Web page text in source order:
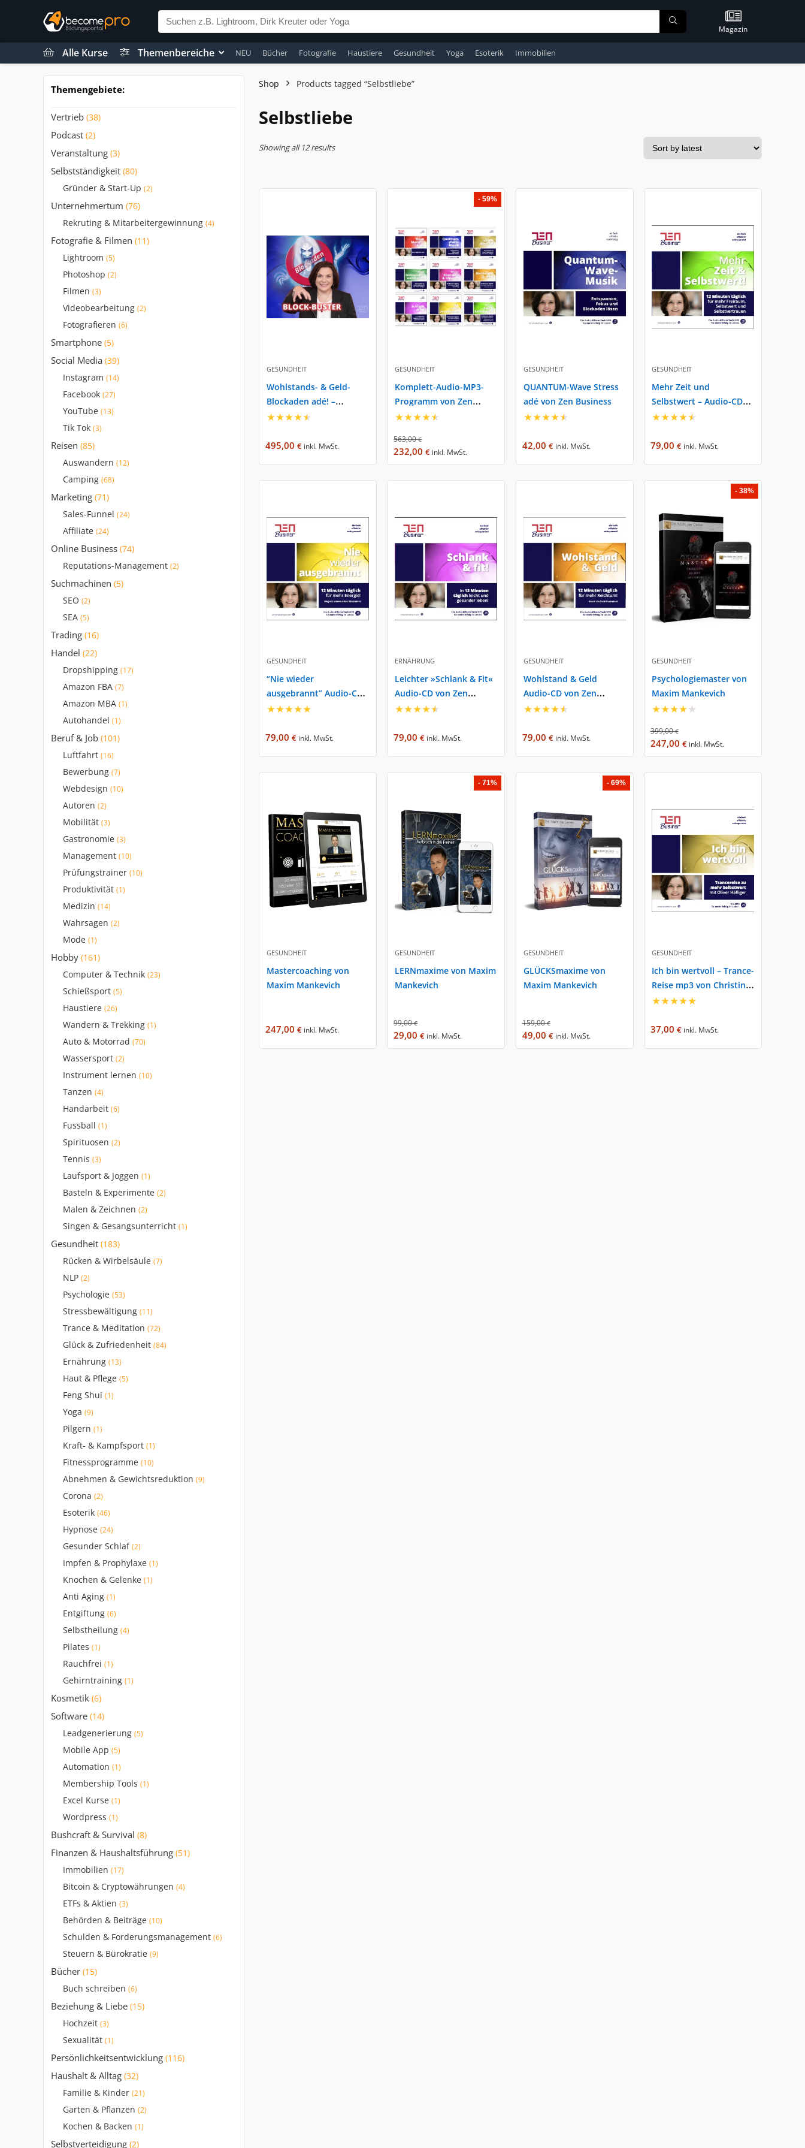
Magazin
Alle Kurse Themenbereiche NEU Bücher Fotografie Haustiere Gesundheit Yoga Esoterik Immobilien
Themengebiete:
Vertrieb (38)
Podcast (2)
Veranstaltung (3)
Selbstständigkeit (80)
Gründer & Start-Up (2)
Unternehmertum (76)
Rekruting & Mitarbeitergewinnung (4)
Fotografie & Filmen (11)
Lightroom (5)
Photoshop (2)
Filmen (3)
Videobearbeitung (2)
Fotografieren (6)
Smartphone (5)
Social Media (39)
Instagram (14)
Facebook (27)
YouTube (13)
Tik Tok (3)
Reisen (85)
Auswandern (12)
Camping (68)
Marketing (71)
Sales-Funnel (24)
Affiliate (24)
Online Business (74)
Reputations-Management (2)
Suchmachinen (5)
SEO (2)
SEA (5)
Trading (16)
Handel (22)
Dropshipping (17)
Amazon FBA (7)
Amazon MBA (1)
Autohandel (1)
Beruf & Job (101)
Luftfahrt (16)
Bewerbung (7)
Webdesign (10)
Autoren (2)
Mobilität (3)
Gastronomie (3)
Management (10)
Prüfungstrainer (10)
Produktivität (1)
Medizin (14)
Wahrsagen (2)
Mode (1)
Hobby (161)
Computer & Technik (23)
Schießsport (5)
Haustiere (26)
Wandern & Trekking (1)
Auto & Motorrad (70)
Wassersport (2)
Instrument lernen (10)
Tanzen (4)
Handarbeit (6)
Fussball (1)
Spirituosen (2)
Tennis (3)
Laufsport & Joggen (1)
Basteln & Experimente (2)
Malen & Zeichnen (2)
Singen & Gesangsunterricht (1)
Gesundheit (183)
Rücken & Wirbelsäule (7)
NLP (2)
Psychologie (53)
Stressbewältigung (11)
Trance & Meditation (72)
Glück & Zufriedenheit (84)
Ernährung (13)
Haut & Pflege (5)
Feng Shui (1)
Yoga (9)
Pilgern (1)
Kraft- & Kampfsport (1)
Fitnessprogramme (10)
Abnehmen & Gewichtsreduktion (9)
Corona (2)
Esoterik (46)
Hypnose (24)
Gesunder Schlaf (2)
Impfen & Prophylaxe (1)
Knochen & Gelenke (1)
Anti Aging (1)
Entgiftung (6)
Selbstheilung (4)
Pilates (1)
Rauchfrei (1)
Gehirntraining (1)
Kosmetik (6)
Software (14)
Leadgenerierung (5)
Mobile App (5)
Automation (1)
Membership Tools (1)
Excel Kurse (1)
Wordpress (1)
Bushcraft & Survival (8)
Finanzen & Haushaltsführung (51)
Immobilien (17)
Bitcoin & Cryptowährungen (4)
ETFs & Aktien (3)
Behörden & Beiträge (10)
Schulden & Forderungsmanagement (6)
Steuern & Bürokratie (9)
Bücher (15)
Buch schreiben (6)
Beziehung & Liebe (15)
Hochzeit (3)
Sexualität (1)
Persönlichkeitsentwicklung (116)
Haushalt & Alltag (32)
Familie & Kinder (21)
Garten & Pflanzen (2)
Kochen & Backen (1)
Selbstverteidigung (2)
Shop Products tagged “Selbstliebe”
Selbstliebe
Showing all 12 results
GESUNDHEIT
Wohlstands- & Geld-
Blockaden adé! –
Christine Hoffmann
★★★★★
495,00€ inkl. MwSt.
- 59%
GESUNDHEIT
Komplett-Audio-MP3-
Programm von Zen
Business
★★★★★
563,00€
232,00€ inkl. MwSt.
GESUNDHEIT
QUANTUM-Wave Stress
adé von Zen Business
★★★★★
42,00 € inkl. MwSt.
GESUNDHEIT
Mehr Zeit und
Selbstwert – Audio-CD
von Zen Business
★★★★★
79,00 € inkl. MwSt.
GESUNDHEIT
“Nie wieder
ausgebrannt” Audio-CD
von Zen Business
★★★★★
79,00€ inkl. MwSt.
ERNÄHRUNG
Leichter »Schlank & Fit«
Audio-CD von Zen
Business
★★★★★
79,00€ inkl. MwSt.
GESUNDHEIT
Wohlstand & Geld
Audio-CD von Zen
Business
★★★★★
79,00 € inkl. MwSt.
- 38%
GESUNDHEIT
Psychologiemaster von
Maxim Mankevich
★★★★★
399,00€
247,00 € inkl. MwSt.
GESUNDHEIT
Mastercoaching von
Maxim Mankevich
247,00€ inkl. MwSt.
- 71%
GESUNDHEIT
LERNmaxime von Maxim
Mankevich
99,00€
29,00€ inkl. MwSt.
- 69%
GESUNDHEIT
GLÜCKSmaxime von
Maxim Mankevich
159,00€
49,00 € inkl. MwSt.
GESUNDHEIT
Ich bin wertvoll – Trance-
Reise mp3 von Christine
Hofmann
★★★★★
37,00 € inkl. MwSt.